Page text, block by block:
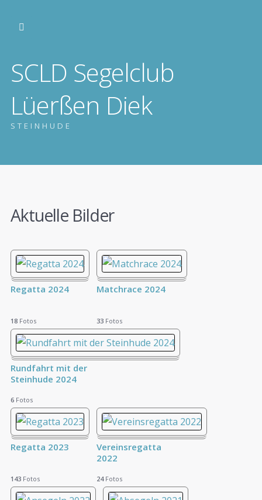
SCLD Segelclub
Lüerßen Diek
STEINHUDE
Aktuelle Bilder
Regatta 2024
18 Fotos
Matchrace 2024
33 Fotos
Rundfahrt mit der
Steinhude 2024
6 Fotos
Regatta 2023
143 Fotos
Vereinsregatta
2022
24Fotos